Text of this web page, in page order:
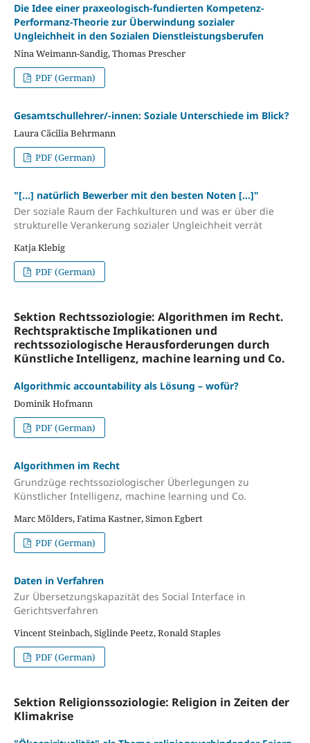
Die Idee einer praxeologisch-fundierten Kompetenz-
Performanz-Theorie zur Überwindung sozialer
Ungleichheit in den Sozialen Dienstleistungsberufen
Nina Weimann-Sandig, Thomas Prescher
PDF (German)
Gesamtschullehrer/-innen: Soziale Unterschiede im Blick?
Laura Cäcilia Behrmann
PDF (German)
"[...] natürlich Bewerber mit den besten Noten [...]"
Der soziale Raum der Fachkulturen und was er über die
strukturelle Verankerung sozialer Ungleichheit verrät
Katja Klebig
PDF (German)
Sektion Rechtssoziologie: Algorithmen im Recht.
Rechtspraktische Implikationen und
rechtssoziologische Herausforderungen durch
Künstliche Intelligenz, machine learning und Co.
Algorithmic accountability als Lösung – wofür?
Dominik Hofmann
PDF (German)
Algorithmen im Recht
Grundzüge rechtssoziologischer Überlegungen zu
Künstlicher Intelligenz, machine learning und Co.
Marc Mölders, Fatima Kastner, Simon Egbert
PDF (German)
Daten in Verfahren
Zur Übersetzungskapazität des Social Interface in
Gerichtsverfahren
Vincent Steinbach, Siglinde Peetz, Ronald Staples
PDF (German)
Sektion Religionssoziologie: Religion in Zeiten der
Klimakrise